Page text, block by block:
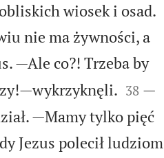
wiosek i osad.
nie ma żywności, a
—Ale co?! Trzeba by

38 —
—Mamy tylko pięć
Jezus polecił ludziom